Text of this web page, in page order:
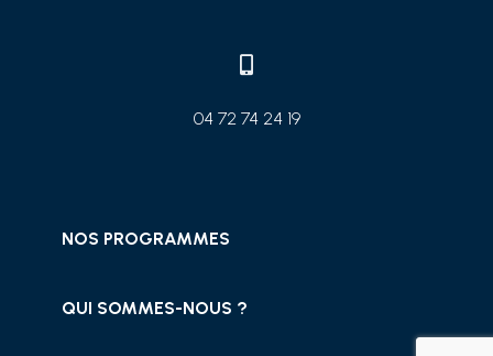
04 72 74 24 19
NOS PROGRAMMES
QUI SOMMES-NOUS ?